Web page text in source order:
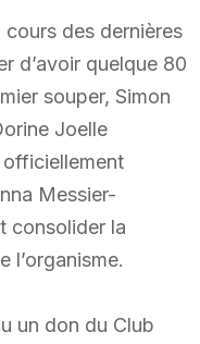
des dernières
d’avoir quelque 80
souper, Simon
Joelle
Messier-
consolider la
l’organisme.
un don du Club